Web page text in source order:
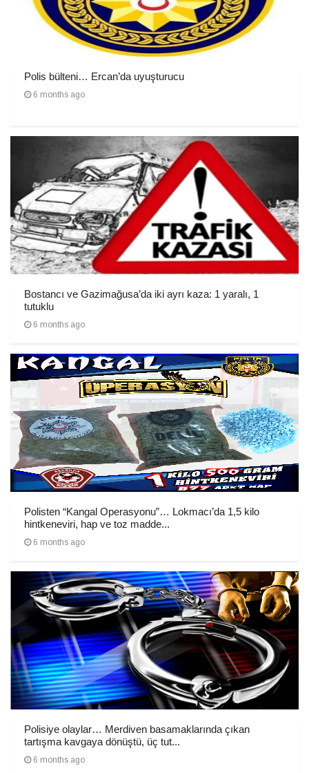
Polis bülteni… Ercan’da uyuşturucu
6 months ago
Bostancı ve Gazimağusa’da iki ayrı kaza: 1 yaralı, 1
tutuklu
6 months ago
Polisten “Kangal Operasyonu”… Lokmacı’da 1,5 kilo
hintkeneviri, hap ve toz madde...
6 months ago
Polisiye olaylar… Merdiven basamaklarında çıkan
tartışma kavgaya dönüştü, üç tut...
6 months ago